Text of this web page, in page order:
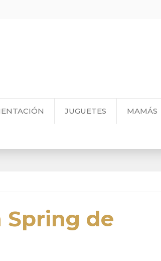
JUGUETES MAMÁS
Spring de